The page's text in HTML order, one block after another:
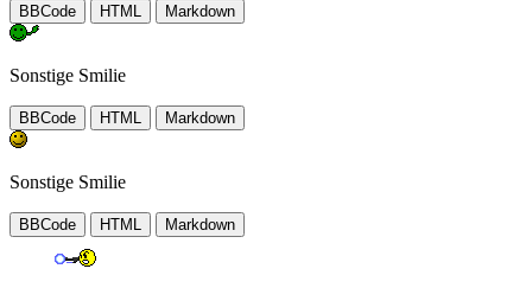
BBCode HTML Markdown
Sonstige Smilie
BBCode HTML Markdown
Sonstige Smilie
BBCode HTML Markdown